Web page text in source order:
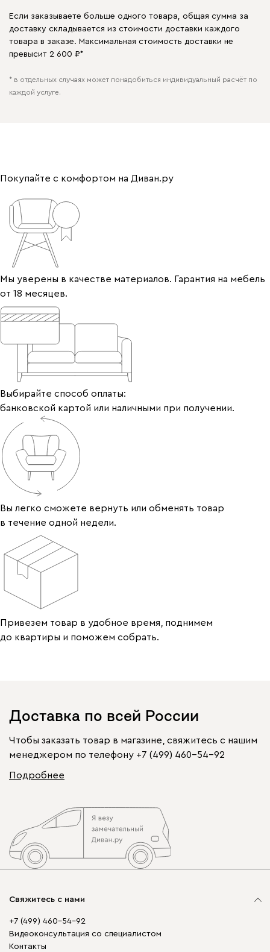
Если заказываете больше одного товара, общая сумма за
доставку складывается из стоимости доставки каждого
товара в заказе. Максимальная стоимость доставки не
превысит 2 600 ₽*
* в отдельных случаях может понадобиться индивидуальный расчёт по
каждой услуге.
Покупайте с комфортом на Диван.ру
Мы уверены в качестве материалов. Гарантия на мебель
от 18 месяцев.
Выбирайте способ оплаты:
банковской картой или наличными при получении.
Вы легко сможете вернуть или обменять товар
в течение одной недели.
Привезем товар в удобное время, поднимем
до квартиры и поможем собрать.
Доставка по всей России
Чтобы заказать товар в магазине, свяжитесь с нашим
менеджером по телефону +7 (499) 460-54-92
Подробнее
Свяжитесь с нами
+7 (499) 460-54-92
Видеоконсультация со специалистом
Контакты